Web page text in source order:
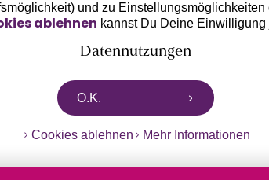
und zu Einstellungsmöglichkeiten
ablehnen kannst Du Deine
Datennutzungen
die von deinem Endgerät
Daten zur Aussteuerung unserer
bzw. die Übermittlung deiner
dann übermittelt, wenn du auf den in dem
O.K.
Cookies ablehnen Mehr Informationen